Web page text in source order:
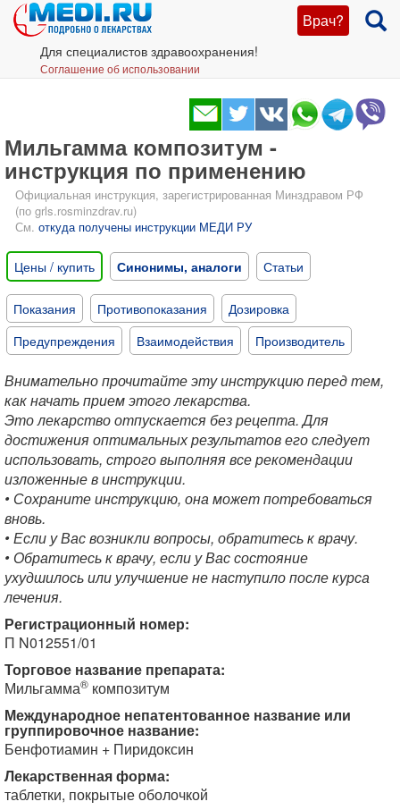
Врач?
Для специалистов здравоохранения!
Соглашение об использовании
Мильгамма композитум -
инструкция по применению
Официальная инструкция, зарегистрированная Минздравом РФ
(по grls.rosminzdrav.ru)
См. откуда получены инструкции МЕДИ РУ
Цены / купить Синонимы, аналоги Статьи
Показания Противопоказания
Дозировка
Предупреждения
Взаимодействия Производитель
Внимательно прочитайте эту инструкцию перед тем,
как начать прием этого лекарства.
Это лекарство отпускается без рецепта. Для
достижения оптимальных результатов его следует
использовать, строго выполняя все рекомендации
изложенные в инструкции.
• Сохраните инструкцию, она может потребоваться
вновь.
• Если у Вас возникли вопросы, обратитесь к врачу.
• Обратитесь к врачу, если у Вас состояние
ухудшилось или улучшение не наступило после курса
лечения.
Регистрационный номер:
П N012551/01
Торговое название препарата:
Мильгамма® композитум
Международное непатентованное название или
группировочное название:
Бенфотиамин + Пиридоксин
Лекарственная форма:
таблетки, покрытые оболочкой